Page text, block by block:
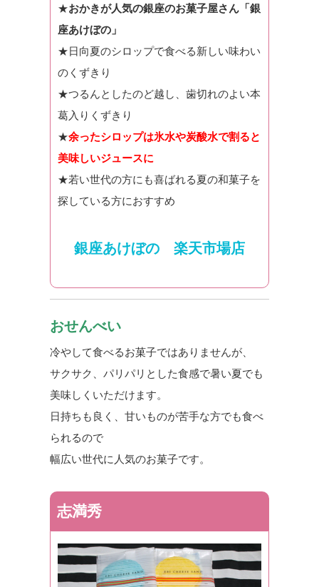
★おかきが人気の銀座のお菓子屋さん「銀
座あけぼの」
★日向夏のシロップで食べる新しい味わい
のくずきり
★つるんとしたのど越し、歯切れのよい本
葛入りくずきり
★余ったシロップは氷水や炭酸水で割ると
美味しいジュースに
★若い世代の方にも喜ばれる夏の和菓子を
探している方におすすめ
銀座あけぼの 楽天市場店
おせんべい
冷やして食べるお菓子ではありませんが、
サクサク、パリパリとした食感で暑い夏でも
美味しくいただけます。
日持ちも良く、甘いものが苦手な方でも食べ
られるので
幅広い世代に人気のお菓子です。
志満秀